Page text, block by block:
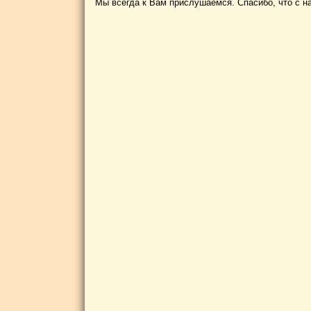
Мы всегда к Вам прислушаемся. Спасибо, что с